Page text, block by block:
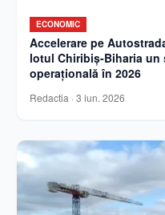
ECONOMIC
Accelerare pe
lotul Chiribiș-Biharia un
operațională în 2026
Redactia · 3 iun. 2026